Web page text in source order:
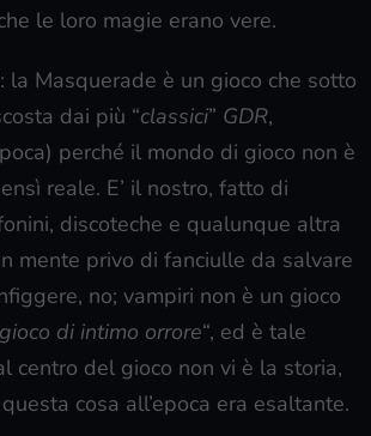
le loro magie erano vere.
la Masquerade è un gioco che sotto
dai più “classici” GDR,
perché il mondo di gioco non è
reale. E’ il nostro, fatto di
discoteche e qualunque altra
mente privo di fanciulle da salvare
no; vampiri non è un gioco
di intimo orrore“, ed è tale
centro del gioco non vi è la storia,
cosa all’epoca era esaltante.